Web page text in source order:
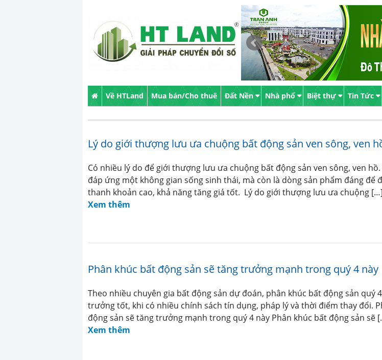
Về HTLand Mua bán/Cho thuê Đất Nền Nhà phố Biệt thự Tin Tức
Lý do giới thượng lưu ưa chuộng bất động sản ven sông, ven
Có nhiều lý do để giới thượng lưu ưa chuộng bất động sản ven sông, ven
đáp ứng một không gian sống sinh thái, mà còn là dòng sản phẩm đáng để
thanh khoản cao, khả năng tăng giá tốt. Lý do giới thượng lưu ưa chuộng […]
Xem thêm
Phân khúc bất động sản sẽ tăng trưởng mạnh trong quý 4 này
Theo nhiều chuyên gia bất động sản dự đoán, phân khúc bất động sản quý
trưởng tốt, khi có nhiều chính sách tín dụng, pháp lý và thời điểm thay đổi.
động sản sẽ tăng trưởng mạnh trong quý 4 này Phân khúc bất động sản sẽ
Xem thêm